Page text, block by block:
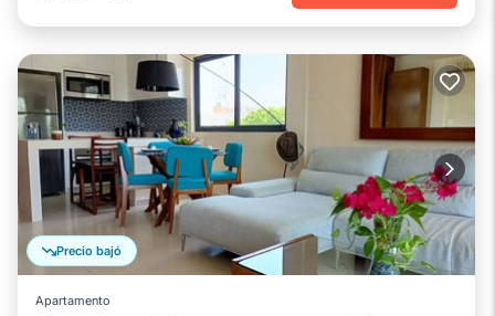
Precio bajó
Apartamento